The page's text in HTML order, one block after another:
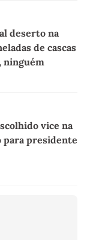
deserto na
de cascas
ninguém
vice na
para presidente